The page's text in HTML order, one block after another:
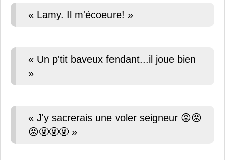
« Lamy. Il m'écoeure! »
« Un p'tit baveux fendant...il joue bien
»
« J'y sacrerais une voler seigneur 😡😡
😡🤬🤬🤬 »